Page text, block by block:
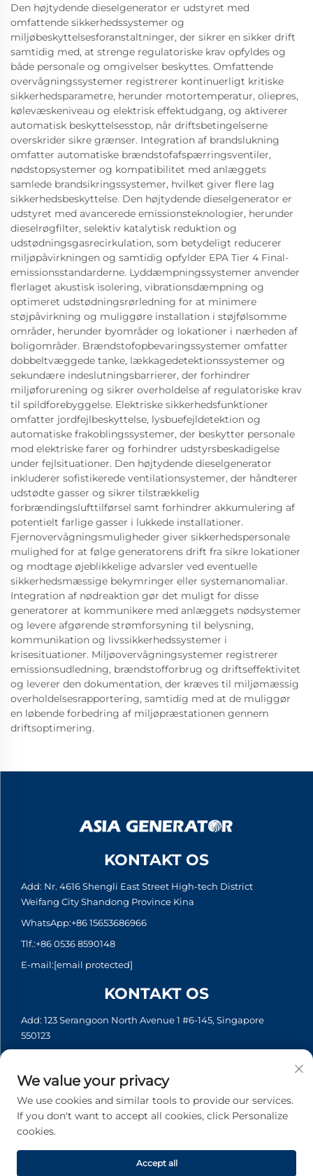
Den højtydende dieselgenerator er udstyret med
omfattende sikkerhedssystemer og
miljøbeskyttelsesforanstaltninger, der sikrer en sikker drift
samtidig med, at strenge regulatoriske krav opfyldes og
både personale og omgivelser beskyttes. Omfattende
overvågningssystemer registrerer kontinuerligt kritiske
sikkerhedsparametre, herunder motortemperatur, oliepres,
kølevæskeniveau og elektrisk effektudgang, og aktiverer
automatisk beskyttelsesstop, når driftsbetingelserne
overskrider sikre grænser. Integration af brandslukning
omfatter automatiske brændstofafspærringsventiler,
nødstopsystemer og kompatibilitet med anlæggets
samlede brandsikringssystemer, hvilket giver flere lag
sikkerhedsbeskyttelse. Den højtydende dieselgenerator er
udstyret med avancerede emissionsteknologier, herunder
dieselrøgfilter, selektiv katalytisk reduktion og
udstødningsgasrecirkulation, som betydeligt reducerer
miljøpåvirkningen og samtidig opfylder EPA Tier 4 Final-
emissionsstandarderne. Lyddæmpningssystemer anvender
flerlaget akustisk isolering, vibrationsdæmpning og
optimeret udstødningsrørledning for at minimere
støjpåvirkning og muliggøre installation i støjfølsomme
områder, herunder byområder og lokationer i nærheden af
boligområder. Brændstofopbevaringssystemer omfatter
dobbeltvæggede tanke, lækkagedetektionssystemer og
sekundære indeslutningsbarrierer, der forhindrer
miljøforurening og sikrer overholdelse af regulatoriske krav
til spildforebyggelse. Elektriske sikkerhedsfunktioner
omfatter jordfejlbeskyttelse, lysbuefejldetektion og
automatiske frakoblingssystemer, der beskytter personale
mod elektriske farer og forhindrer udstyrsbeskadigelse
under fejlsituationer. Den højtydende dieselgenerator
inkluderer sofistikerede ventilationsystemer, der håndterer
udstødte gasser og sikrer tilstrækkelig
forbrændingslufttilførsel samt forhindrer akkumulering af
potentielt farlige gasser i lukkede installationer.
Fjernovervågningsmuligheder giver sikkerhedspersonale
mulighed for at følge generatorens drift fra sikre lokationer
og modtage øjeblikkelige advarsler ved eventuelle
sikkerhedsmæssige bekymringer eller systemanomaliar.
Integration af nødreaktion gør det muligt for disse
generatorer at kommunikere med anlæggets nødsystemer
og levere afgørende strømforsyning til belysning,
kommunikation og livssikkerhedssystemer i
krisesituationer. Miljøovervågningsystemer registrerer
emissionsudledning, brændstofforbrug og driftseffektivitet
og leverer den dokumentation, der kræves til miljømæssig
overholdelsesrapportering, samtidig med at de muliggør
en løbende forbedring af miljøpræstationen gennem
driftsoptimering.
KONTAKT OS
Add: Nr. 4616 Shengli East Street High-tech District
Weifang City Shandong Province Kina
WhatsApp:+86 15653686966
Tlf.:+86 0536 8590148
E-mail:[email protected]
KONTAKT OS
Add: 123 Serangoon North Avenue 1 #6-145, Singapore
550123
Tlf.:+65 6935 2033
E-mail: [email protected]
forbeholdes. -Privatlivspolitik
We value your privacy
We use cookies and similar tools to provide our services.
If you don't want to accept all cookies, click Personalize
cookies.
Accept all